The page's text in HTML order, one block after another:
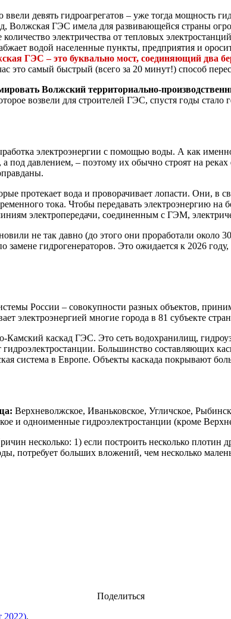
ввели девять гидроагрегатов – уже тогда мощность
ГЭС имела для развивающейся страны
электричества от тепловых
водой населенные пункты, предприятия и
ГЭС – это буквально мост, соединяющий два
это самый быстрый (всего за 20 минут!) способ
Волжский территориально-
возвели для строителей ГЭС, спустя годы
электроэнергии с помощью воды. А как
а под давлением, – поэтому их обычно строят на
протекает вода и проворачивает лопасти. Они, в
тока. Чтобы передавать электроэнергию на
электропередачи, соединенным с ГЭМ,
не так давно (до этого они проработали
замене гидрогенераторов. Это ожидается к 2026
России – совокупности разных объектов,
многие города в 81 субъекте
Камский каскад ГЭС. Это сеть водохранилищ,
Большинство составляющих
система в Европе. Объекты каскада покрывают
Верхневолжское, Иваньковское, Угличское,
и одноименные гидроэлектростанции (кроме
несколько: 1) если построить несколько
потребует больших вложений, чем несколько
Поделиться
2022).